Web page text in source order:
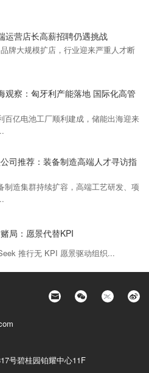
运营店长高薪招聘仍遇挑战
牌大规模扩店，行业迎来严重人才断
观察：匈牙利产能落地 国际化高管
百亿电池工厂顺利建成，储能出海迎来
司推荐：装备制造高端人才寻访指
制造集群持续扩容，高端工艺研发、项
局：愿景代替KPI
推行无 KPI 愿景驱动组织...
号碧桂园铂耀中心11F